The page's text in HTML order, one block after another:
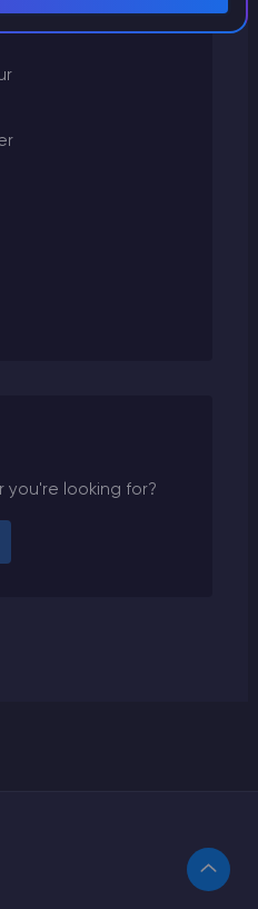
you're looking for?